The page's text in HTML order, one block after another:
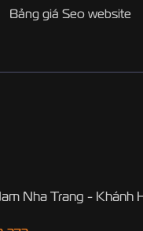
Bảng giá Seo website
Nha Trang - Khánh